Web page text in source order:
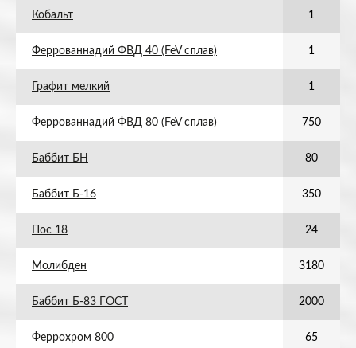
Кобальт 1
Феррованнадий ФВД 40 (FeV сплав) 1
Графит мелкий 1
Феррованнадий ФВД 80 (FeV сплав) 750
Баббит БН 80
Баббит Б-16 350
Пос 18 24
Молибден 3180
Баббит Б-83 ГОСТ 2000
Феррохром 800 65